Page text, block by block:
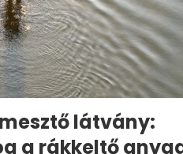
látvány:
a rákkeltő